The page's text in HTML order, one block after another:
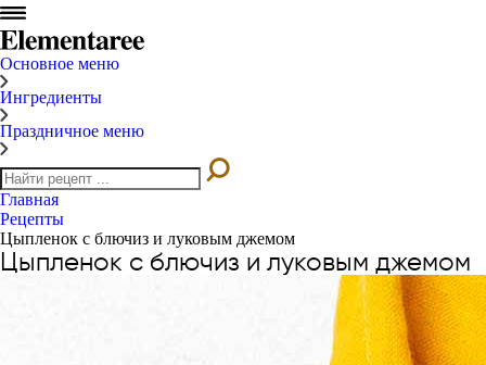
Основное меню
Ингредиенты
Праздничное меню
Главная
Рецепты
Цыпленок с блючиз и луковым джемом
Цыпленок с блючиз и луковым джемом